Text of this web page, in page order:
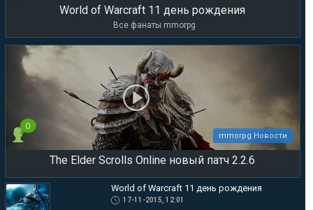
World of Warcraft 11 день рождения
Все фанаты mmorpg
0
mmorpg Новости
The Elder Scrolls Online новый патч 2.2.6
World of Warcraft 11 день рождения
17-11-2015, 12:01